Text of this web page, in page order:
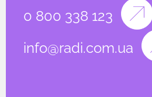
0 800 338 123
info@radi.com.ua